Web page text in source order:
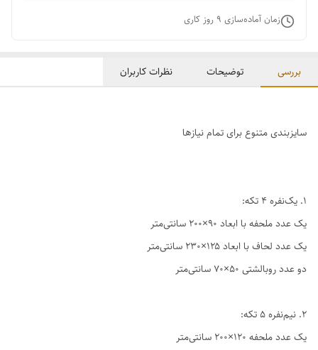
زمان آماده‌سازی 9 روز کاری
بررسی توضیحات نظرات کاربران
سایزبندی متنوع برای تمام نیازها
1. یک‌نفره ۴ تکه:
یک عدد ملحفه با ابعاد ۹۰×۲۰۰ سانتی‌متر
یک عدد لحاف با ابعاد ۱۲۵×۲۳۰ سانتی‌متر
دو عدد روبالشتی ۵۰×۷۰ سانتی‌متر
2. نیم‌نفره ۵ تکه:
یک عدد ملحفه ۱۲۰×۲۰۰ سانتی‌متر